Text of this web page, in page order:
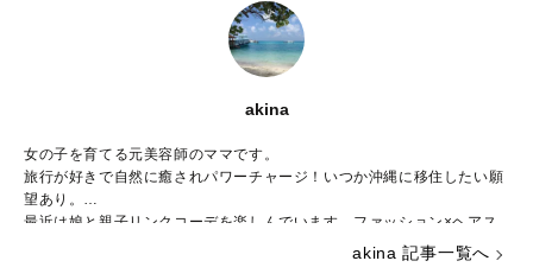
akina
女の子を育てる元美容師のママです。
旅行が好きで自然に癒されパワーチャージ！いつか沖縄に移住したい願
望あり。
最近は娘と親子リンクコーデを楽しんでいます。ファッション×ヘアス
akina 記事一覧へ